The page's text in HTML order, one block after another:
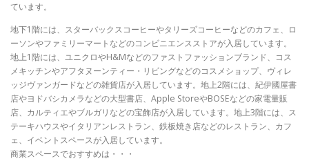
ています。
地下1階には、スターバックスコーヒーやタリーズコーヒーなどのカフェ、ロ
ーソンやファミリーマートなどのコンビニエンスストアが入居しています。
地上1階には、ユニクロやH&Mなどのファストファッションブランド、コス
メキッチンやアフタヌーンティー・リビングなどのコスメショップ、ヴィレ
ッジヴァンガードなどの雑貨店が入居しています。地上2階には、紀伊國屋書
店やヨドバシカメラなどの大型書店、Apple StoreやBOSEなどの家電量販
店、カルティエやブルガリなどの宝飾店が入居しています。地上3階には、ス
テーキハウスやイタリアンレストラン、鉄板焼き店などのレストラン、カフ
ェ、イベントスペースが入居しています。
商業スペースでおすすめは・・・